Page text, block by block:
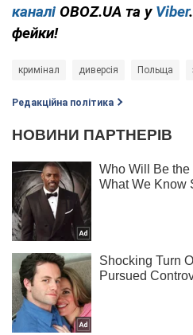
каналі OBOZ.UA та у Viber
фейки!
кримінал диверсія Польща
Редакційна політика